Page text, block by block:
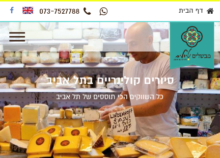
דף הבית 073-7527788
סיורים קולינריים בתל אביב
כל השווקים הכי תוססים של תל אביב